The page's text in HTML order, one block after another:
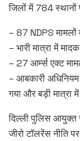
जिलों में 784 स्थानों
– 87 NDPS मामलों
– भारी मात्रा में
– 27 आर्म्स एक्ट
– आबकारी अधिनियम
गया और बड़ी मात्रा
दिल्ली पुलिस आयुक्त
जीरो टॉलरेंस नीति